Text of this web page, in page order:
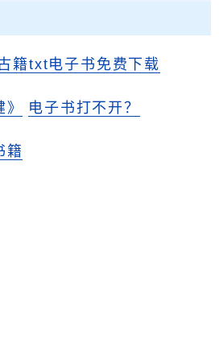
籍txt电子书免费下载
电子书打不开？
籍